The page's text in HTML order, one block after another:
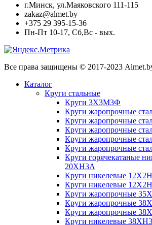
г.Минск, ул.Маяковского 111-115
zakaz@almet.by
+375 29 395-15-36
Пн-Пт 10-17, Сб,Вс - вых.
Все права защищены © 2017-2023
Каталог
Круги стальные
Круги 3Х3М3Ф
Круги жаропрочные
Круги жаропрочные
Круги жаропрочные
Круги жаропрочные
Круги жаропрочные
Круги горячекатаные
20ХН3А
Круги никелевые
Круги никелевые
Круги жаропрочные
Круги жаропрочные
Круги жаропрочные
Круги никелевые